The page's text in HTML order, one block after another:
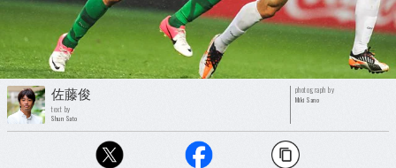
佐藤俊
text by
Shun Sato
photograph by
Miki Sano